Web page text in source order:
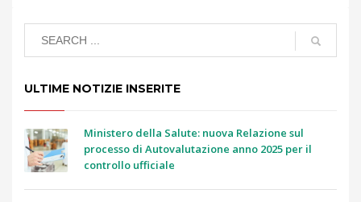
ULTIME NOTIZIE INSERITE
Ministero della Salute: nuova Relazione sul
processo di Autovalutazione anno 2025 per il
controllo ufficiale